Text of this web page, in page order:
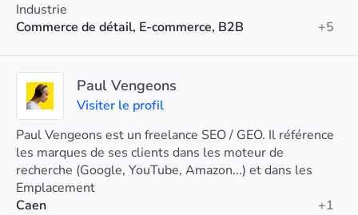
Industrie
Commerce de détail, E-commerce, B2B
+5
Paul Vengeons
Visiter le profil
Paul Vengeons est un freelance SEO / GEO. Il référence
les marques de ses clients dans les moteur de
recherche (Google, YouTube, Amazon...) et dans les
réponses des chatbots IA (ChatGPT...).
Emplacement
Caen
+1